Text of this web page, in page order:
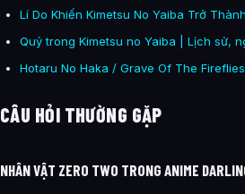
Lí Do Khiến Kimetsu No Yaiba Trở
Quỷ trong Kimetsu no Yaiba | Lịch sử,
Hotaru No Haka / Grave Of The
CÂU HỎI THƯỜNG GẶP
NHÂN VẬT ZERO TWO TRONG ANIME